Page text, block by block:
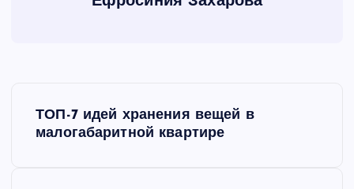
ТОП-7 идей хранения вещей в
малогабаритной квартире